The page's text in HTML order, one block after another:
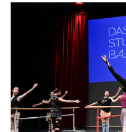
Staatsoper Stuttgart
La Cenerentola
12.01.2027